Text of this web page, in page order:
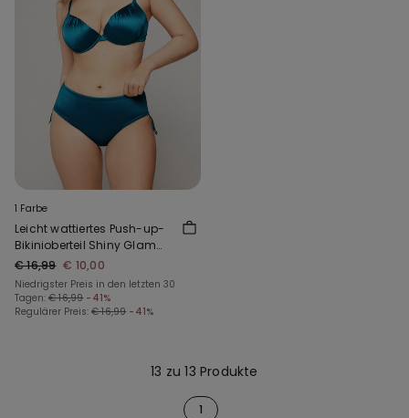
1 Farbe
Leicht wattiertes Push-up-
Bikinioberteil Shiny Glam
Blau
€ 16,99 € 10,00
Niedrigster Preis in den letzten 30
Tagen: € 16,99 -41%
Regulärer Preis: € 16,99 -41%
13 zu 13 Produkte
1